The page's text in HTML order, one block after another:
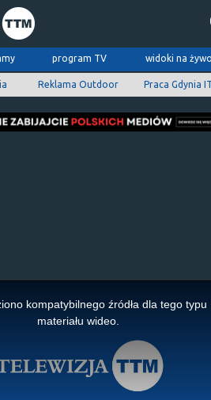
program TV widoki na
Reklama Outdoor Praca Gdynia
kompatybilnego źródła dla tego typu
materiału wideo.